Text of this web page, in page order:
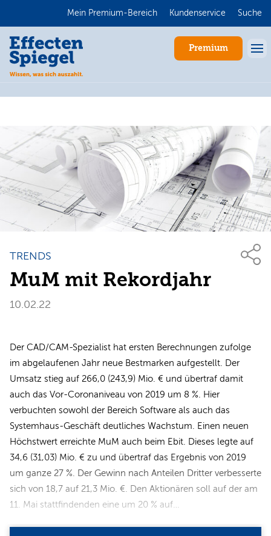
Mein Premium-Bereich Kundenservice Suche
Premium
TRENDS
MuM mit Rekordjahr
10.02.22
Der CAD/CAM-Spezialist hat ersten Berechnungen zufolge
im abgelaufenen Jahr neue Bestmarken aufgestellt. Der
Umsatz stieg auf 266,0 (243,9) Mio. € und übertraf damit
auch das Vor-Coronaniveau von 2019 um 8 %. Hier
verbuchten sowohl der Bereich Software als auch das
Systemhaus-Geschäft deutliches Wachstum. Einen neuen
Höchstwert erreichte MuM auch beim Ebit. Dieses legte auf
34,6 (31,03) Mio. € zu und übertraf das Ergebnis von 2019
um ganze 27 %. Der Gewinn nach Anteilen Dritter verbesserte
sich von 18,7 auf 21,3 Mio. €. Den Aktionären soll auf der am
11. Mai stattfindenden eine um 20 % auf…
Anmelden